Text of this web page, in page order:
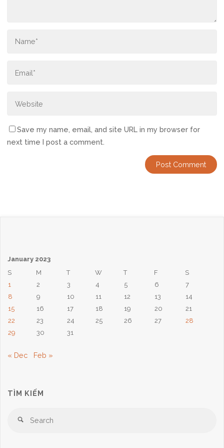
Save my name, email, and site URL in my browser for
next time I post a comment.
January 2023
S
M T W T F
S
1
2 3 4 5 6
7
8
9 10 11 12 13
14
15
16 17 18 19 20
21
22
23 24 25 26 27
28
29
30 31
« Dec Feb »
TÌM KIẾM
Search